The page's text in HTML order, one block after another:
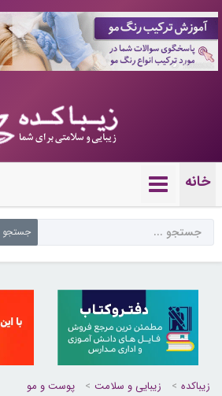
10088665
خانه
زیباکده زیبایی و سلامت پوست و مو